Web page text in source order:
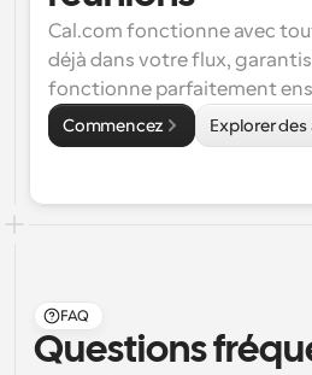
Cal.com fonctionne avec
déjà dans votre flux,
fonctionne parfaitement
Commencez Explorer
FAQ
Questions